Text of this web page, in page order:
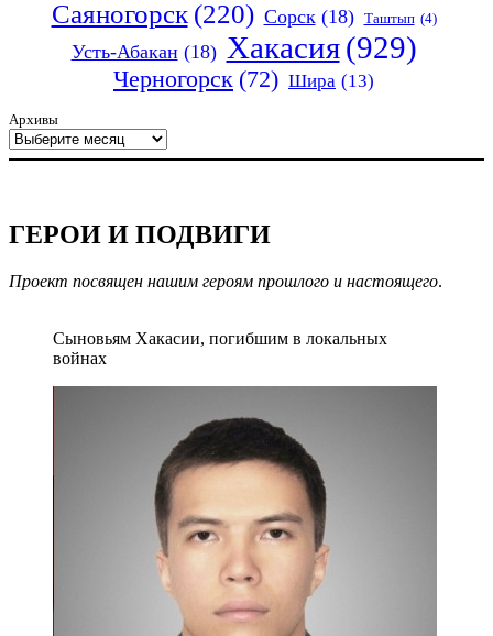
Саяногорск (220) Сорск (18) Таштып (4)
Усть-Абакан (18) Хакасия (929)
Черногорск (72) Шира (13)
Архивы
ГЕРОИ И ПОДВИГИ
Проект посвящен нашим героям прошлого и настоящего.
Сыновьям Хакасии, погибшим в локальных
войнах